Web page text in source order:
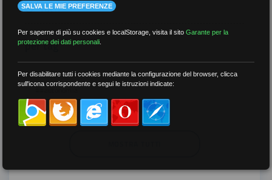
Tutti
per tag
##DS ##FGU ##Gilda
##audoizioni
##autonomia
SALVA LE MIE PREFERENZE
Per saperne di più su cookies e localStorage, visita il sitoGarante per la
protezione dei dati personali.
Per disabilitare tutti i cookies mediante la configurazione del browser, clicca
sull'icona corrispondente e segui le istruzioni indicate: